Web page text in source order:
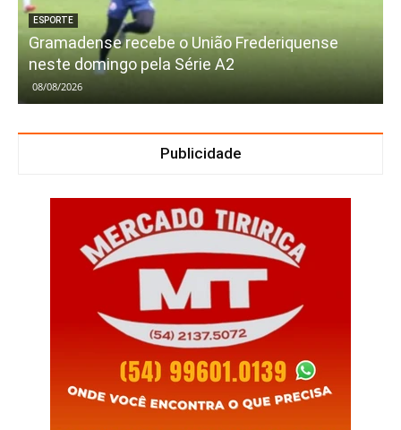
ESPORTE
Gramadense recebe o União Frederiquense
neste domingo pela Série A2
08/08/2026
Publicidade